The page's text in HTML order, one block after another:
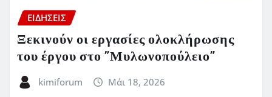
ΕΙΔΗΣΕΙΣ
Ξεκινούν οι εργασίες ολοκλήρωσης
του έργου στο ”Μυλωνοπούλειο”
kimiforum Μάι 18, 2026